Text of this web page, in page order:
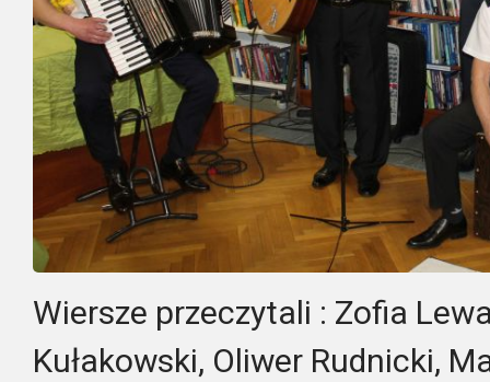
Wiersze przeczytali : Zofia
Kułakowski, Oliwer Rudnicki,